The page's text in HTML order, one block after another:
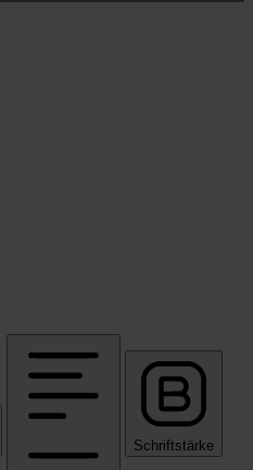
Schriftstärke